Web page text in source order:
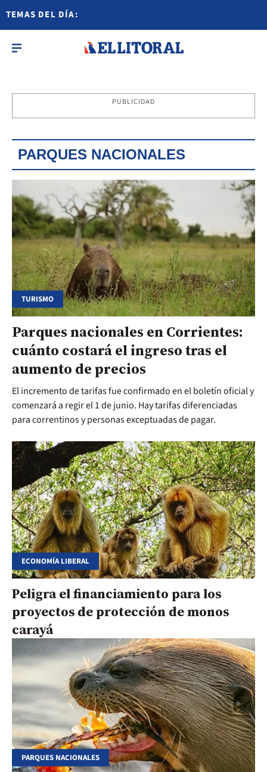
TEMAS DEL DÍA:
PUBLICIDAD
PARQUES NACIONALES
TURISMO
Parques nacionales en Corrientes:
cuánto costará el ingreso tras el
aumento de precios
El incremento de tarifas fue confirmado en el boletín oficial y
comenzará a regir el 1 de junio. Hay tarifas diferenciadas
para correntinos y personas exceptuadas de pagar.
ECONOMÍA LIBERAL
Peligra el financiamiento para los
proyectos de protección de monos
carayá
PARQUES NACIONALES